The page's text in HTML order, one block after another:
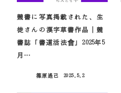
競書に写真掲載された、生
徒さんの漢字草書作品｜競
書誌「書道活法會」2025年5
月…
篠原遙己
2025.5.2